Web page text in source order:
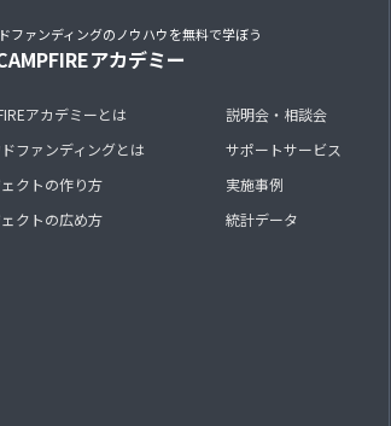
ファンディングのノウハウを無料で学ぼう
アカデミー
アカデミーとは
ファンディングとは
クトの作り方
クトの広め方
説明会・相談会
サポートサービス
実施事例
統計データ